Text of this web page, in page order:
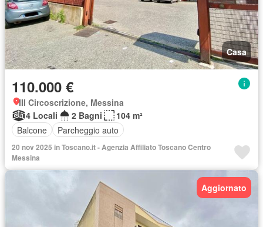
Casa
110.000 €
III Circoscrizione, Messina
4 Locali
2 Bagni
104 m²
Balcone
Parcheggio auto
20 nov 2025 in Toscano.it - Agenzia Affiliato Toscano Centro
Messina
Aggiornato